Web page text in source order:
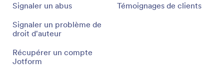
Signaler un abus
Signaler un problème de
droit d'auteur
Récupérer un compte
Jotform
Témoignages de clients